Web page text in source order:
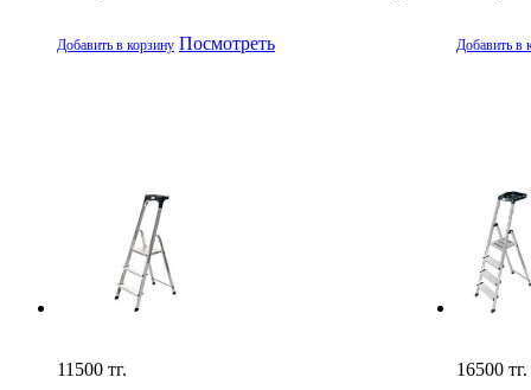
Добавить в корзину Посмотреть Добавить в
11500 тг. 16500 тг.